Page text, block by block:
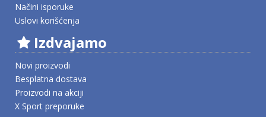
Načini isporuke
Uslovi korišćenja
Izdvajamo
Novi proizvodi
Besplatna dostava
Proizvodi na akciji
X Sport preporuke